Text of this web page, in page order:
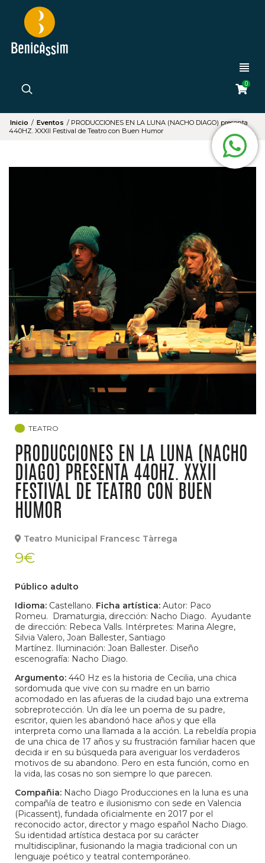
0
Inicio / Eventos / PRODUCCIONES EN LA LUNA (NACHO DIAGO) presenta
440HZ. XXXII Festival de Teatro con Buen Humor
TEATRO
PRODUCCIONES EN LA LUNA (NACHO
DIAGO) PRESENTA 440HZ. XXXII
FESTIVAL DE TEATRO CON BUEN
HUMOR
Teatro Municipal Francesc Tàrrega
9€
Público adulto
Idioma: Castellano. Ficha artística: Autor: Paco
Romeu. Dramaturgia, dirección: Nacho Diago. Ayudante
de dirección: Rebeca Valls. Intérpretes: Marina Alegre,
Silvia Valero, Joan Ballester, Santiago
Martínez. Iluminación: Joan Ballester. Diseño
escenografía: Nacho Diago.
Argumento: 440 Hz es la historia de Cecilia, una chica
sordomuda que vive con su madre en un barrio
acomodado en las afueras de la ciudad bajo una extrema
sobreprotección. Un día lee un poema de su padre,
escritor, quien les abandonó hace años y que ella
interpreta como una llamada a la acción. La rebeldía propia
de una chica de 17 años y su frustración familiar hacen que
decida ir en su búsqueda para averiguar los verdaderos
motivos de su abandono. Pero en esta función, como en
la vida, las cosas no son siempre lo que parecen.
Compañia: Nacho Diago Producciones en la luna es una
compañía de teatro e ilusionismo con sede en Valencia
(Picassent), fundada oficialmente en 2017 por el
reconocido actor, director y mago español Nacho Diago.
Su identidad artística destaca por su carácter
multidisciplinar, fusionando la magia tradicional con un
lenguaje poético y teatral contemporáneo.